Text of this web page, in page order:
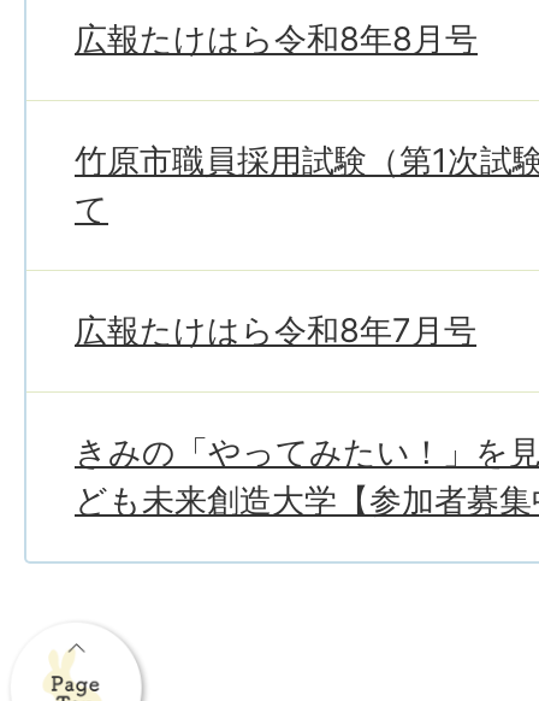
広報たけはら令和8年8月号
竹原市職員採用試験（第1次試
て
広報たけはら令和8年7月号
きみの「やってみたい！」を
ども未来創造大学【参加者募